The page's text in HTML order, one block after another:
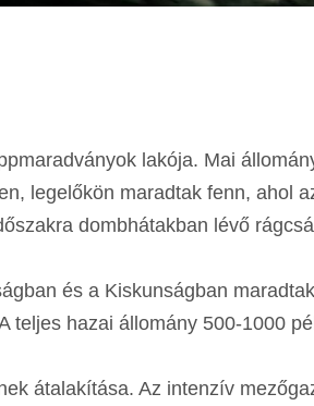
lakója. Mai
legelőkön maradtak fenn, ahol
dombhátakban lévő
és a Kiskunságban
teljes hazai állomány 500-1000
átalakítása. Az intenzív